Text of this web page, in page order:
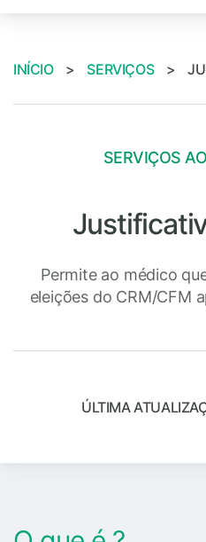
INÍCIO > SERVIÇOS >
SERVIÇOS
Permite ao médico
eleições do CRM/CFM
ÚLTIMA